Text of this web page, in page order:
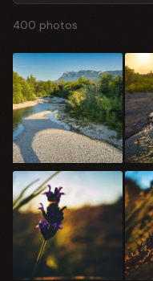
400 photos